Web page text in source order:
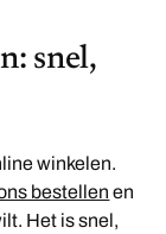
snel,
winkelen.
bestellen en
Het is snel,